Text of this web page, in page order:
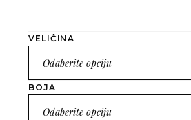
VELIČINA
Odaberite opciju
BOJA
Odaberite opciju